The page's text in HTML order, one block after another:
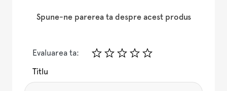
Spune-ne parerea ta despre acest produs
Titlu
Evaluarea ta: